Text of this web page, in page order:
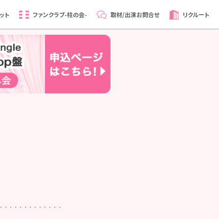
ト ファンクラブ-柱の会- 取材/出演お問合せ リクルート